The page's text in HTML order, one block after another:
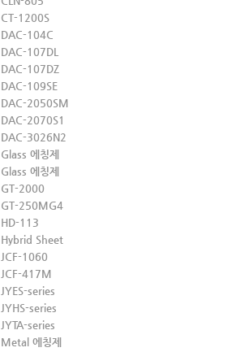
CT-1200S
DAC-104C
DAC-107DL
DAC-107DZ
DAC-109SE
DAC-2050SM
DAC-2070S1
DAC-3026N2
Glass 에칭제
Glass 에칭제
GT-2000
GT-250MG4
HD-113
Hybrid Sheet
JCF-1060
JCF-417M
JYES-series
JYHS-series
JYTA-series
Metal 에칭제